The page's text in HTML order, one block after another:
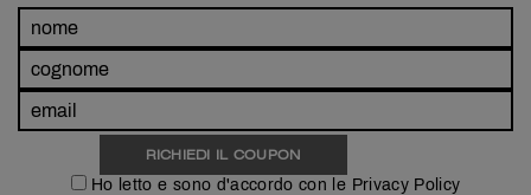
Ho letto e sono d'accordo con le Privacy Policy